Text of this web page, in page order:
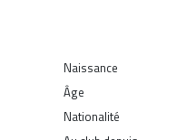
Naissance
Âge
Nationalité